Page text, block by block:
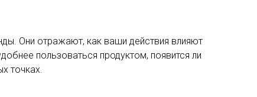
Они отражают, как ваши действия влияют
пользоваться продуктом, появится ли
точках.